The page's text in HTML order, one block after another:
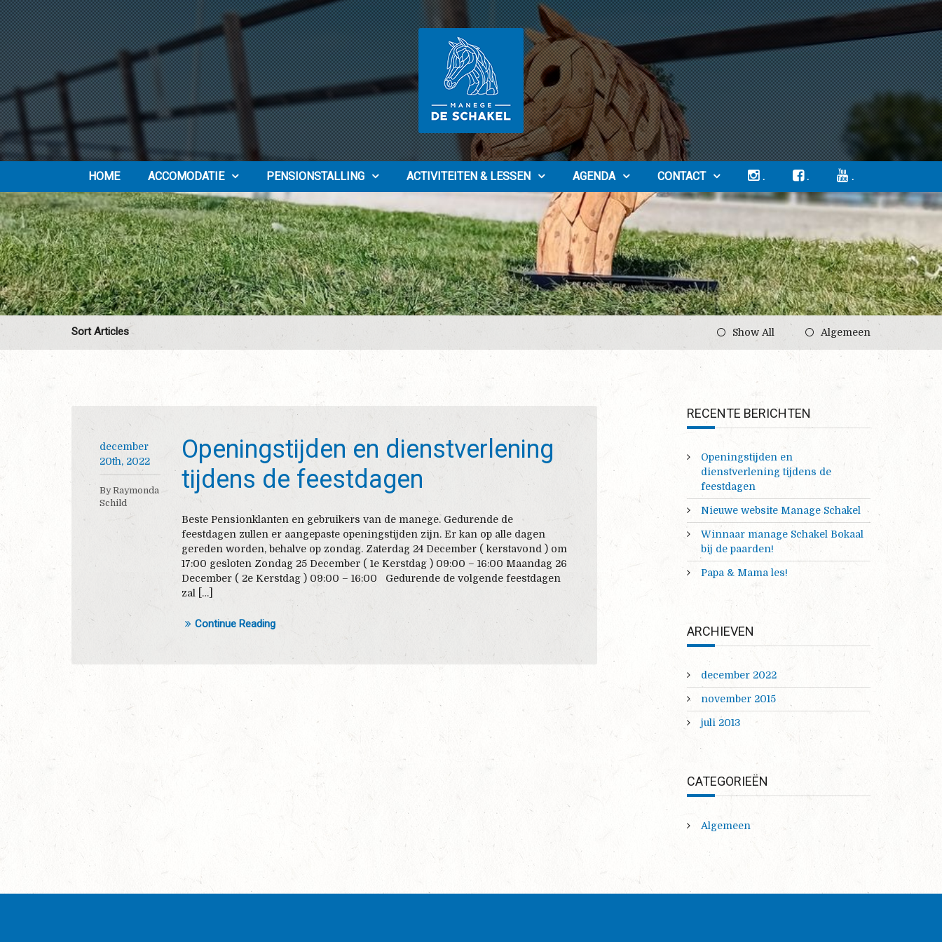
HOME ACCOMODATIE PENSIONSTALLING ACTIVITEITEN & LESSEN AGENDA CONTACT . . .
Sort Articles Show All Algemeen
december
20th, 2022
By Raymonda
Schild
Openingstijden en dienstverlening
tijdens de feestdagen
Beste Pensionklanten en gebruikers van de manege. Gedurende de
feestdagen zullen er aangepaste openingstijden zijn. Er kan op alle dagen
gereden worden, behalve op zondag. Zaterdag 24 December ( kerstavond ) om
17:00 gesloten Zondag 25 December ( 1e Kerstdag ) 09:00 – 16:00 Maandag 26
December ( 2e Kerstdag ) 09:00 – 16:00 Gedurende de volgende feestdagen
zal […]
Continue Reading
RECENTE BERICHTEN
Openingstijden en
dienstverlening tijdens de
feestdagen
Nieuwe website Manage Schakel
Winnaar manage Schakel Bokaal
bij de paarden!
Papa & Mama les!
ARCHIEVEN
december 2022
november 2015
juli 2013
CATEGORIEËN
Algemeen